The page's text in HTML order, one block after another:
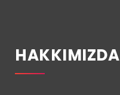
HAKKIMIZDA